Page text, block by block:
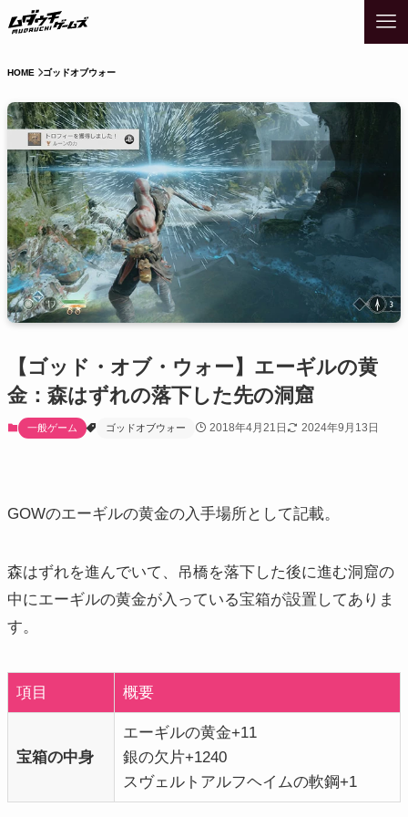
HOME ゴッドオブウォー
【ゴッド・オブ・ウォー】エーギルの黄
金：森はずれの落下した先の洞窟
一般ゲーム ゴッドオブウォー 2018年4月21日 2024年9月13日
GOWのエーギルの黄金の入手場所として記載。
森はずれを進んでいて、吊橋を落下した後に進む洞窟の
中にエーギルの黄金が入っている宝箱が設置してありま
す。
項目 概要
宝箱の中身
エーギルの黄金+11
銀の欠片+1240
スヴェルトアルフヘイムの軟鋼+1